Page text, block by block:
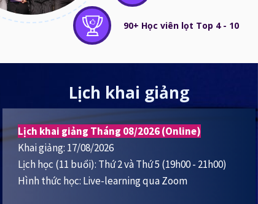
90+ Học viên lọt Top 4 - 10
Lịch khai giảng
Lịch khai giảng Tháng 08/2026 (Online)
Khai giảng: 17/08/2026
Lịch học (11 buổi): Thứ 2 và Thứ 5 (19h00 - 21h00)
Hình thức học: Live-learning qua Zoom